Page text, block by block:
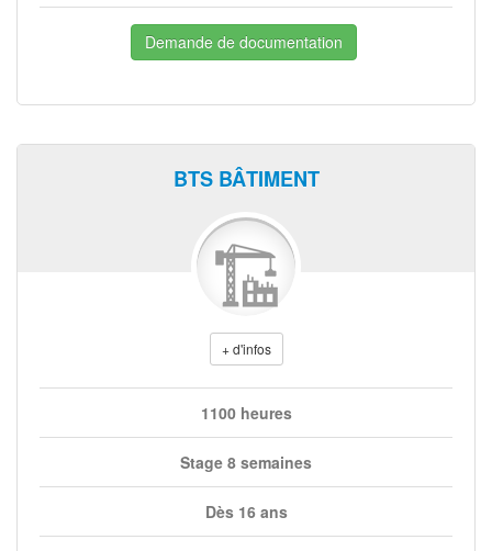
Demande de documentation
BTS BÂTIMENT
+ d'infos
1100 heures
Stage 8 semaines
Dès 16 ans